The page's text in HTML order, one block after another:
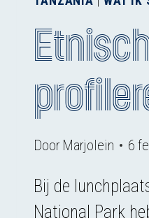
Door Marjolein 6
Bij de
National Park